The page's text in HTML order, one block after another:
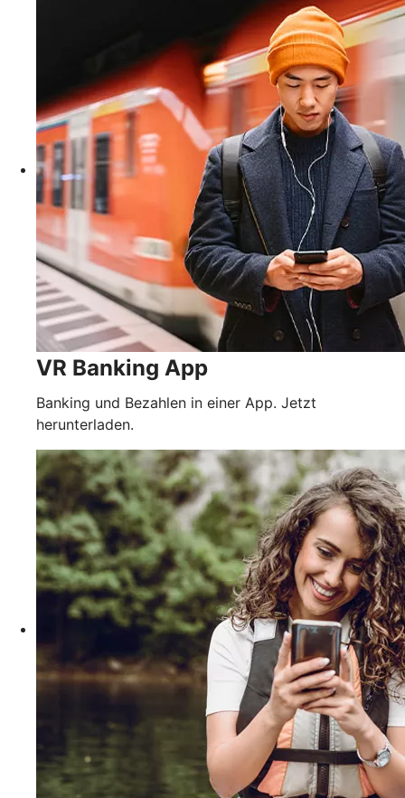
VR Banking App
Banking und Bezahlen in einer App. Jetzt
herunterladen.